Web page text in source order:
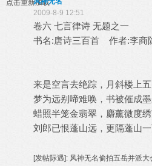
点击重新加载
2009-8-9 12:51
卷六 七言律诗 无题之一
书名:唐诗三百首 作者:李商
来是空言去绝踪，月斜楼上五
梦为远别啼难唤，书被催成墨
蜡照半笼金翡翠，麝薰微度绣
刘郎已恨蓬山远，更隔蓬山一
[发帖际遇]: 风神无名偷拍五岳并派